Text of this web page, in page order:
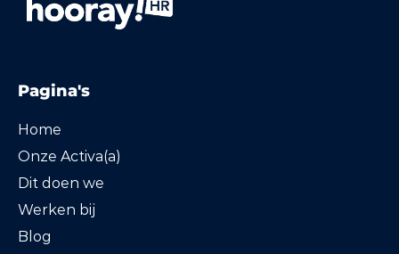
Pagina's
Home
Onze Activa(a)
Dit doen we
Werken bij
Blog